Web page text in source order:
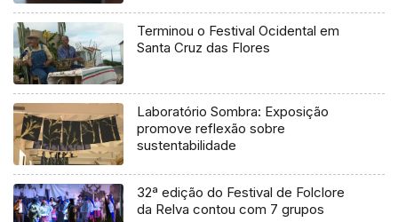
Terminou o Festival Ocidental em
Santa Cruz das Flores
Laboratório Sombra: Exposição
promove reflexão sobre
sustentabilidade
32ª edição do Festival de Folclore
da Relva contou com 7 grupos